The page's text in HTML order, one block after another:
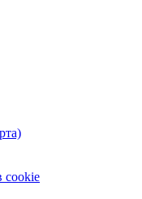
cookie